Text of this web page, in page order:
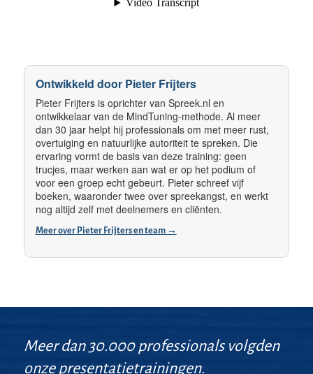
Ontwikkeld door Pieter Frijters
Pieter Frijters is oprichter van Spreek.nl en
ontwikkelaar van de MindTuning-methode. Al meer
dan 30 jaar helpt hij professionals om met meer rust,
overtuiging en natuurlijke autoriteit te spreken. Die
ervaring vormt de basis van deze training: geen
trucjes, maar werken aan wat er op het podium of
voor een groep echt gebeurt. Pieter schreef vijf
boeken, waaronder twee over spreekangst, en werkt
nog altijd zelf met deelnemers en cliënten.
Meer over Pieter Frijters en team →
Meer dan 30.000 professionals volgden
onze presentatietrainingen.